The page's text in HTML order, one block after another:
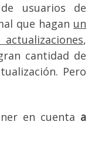
usuarios de
que hagan un
,
cantidad de
Pero
en cuenta a